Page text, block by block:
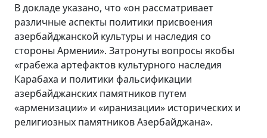
В докладе указано, что «он рассматривает
различные аспекты политики присвоения
азербайджанской культуры и наследия со
стороны Армении». Затронуты вопросы якобы
«грабежа артефактов культурного наследия
Карабаха и политики фальсификации
азербайджанских памятников путем
«арменизации» и «иранизации» исторических и
религиозных памятников Азербайджана».